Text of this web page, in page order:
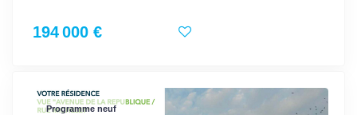
194 000 €
Programme neuf